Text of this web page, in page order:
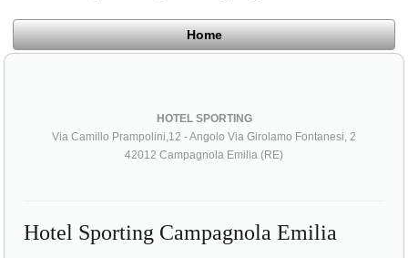
Home
HOTEL SPORTING
Via Camillo Prampolini,12 - Angolo Via Girolamo Fontanesi, 2
42012 Campagnola Emilia (RE)
Hotel Sporting Campagnola Emilia